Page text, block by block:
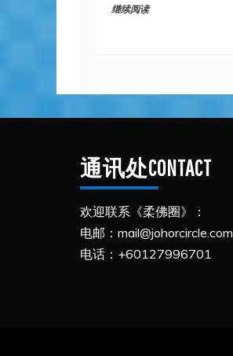
继续阅读
通讯处CONTACT
欢迎联系《柔佛圈》：
电邮：mail@johorcircle.com
电话：+60127996701